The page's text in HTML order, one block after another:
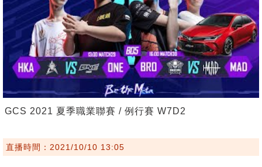
GCS 2021 夏季職業聯賽 / 例行賽 W7D2
直播時間：2021/10/10 13:05